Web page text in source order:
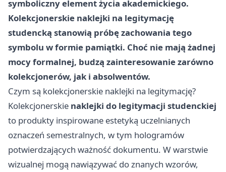
symboliczny element życia akademickiego.
Kolekcjonerskie naklejki na legitymację
studencką stanowią próbę zachowania tego
symbolu w formie pamiątki. Choć nie mają żadnej
mocy formalnej, budzą zainteresowanie zarówno
kolekcjonerów, jak i absolwentów.
Czym są kolekcjonerskie naklejki na legitymację?
Kolekcjonerskie naklejki do legitymacji studenckiej
to produkty inspirowane estetyką uczelnianych
oznaczeń semestralnych, w tym hologramów
potwierdzających ważność dokumentu. W warstwie
wizualnej mogą nawiązywać do znanych wzorów,